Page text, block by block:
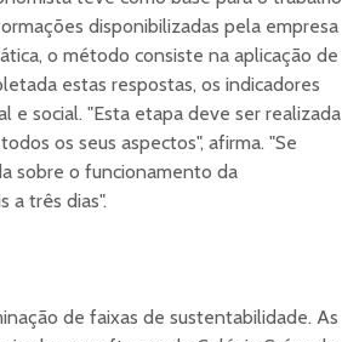
disponibilizadas pela empresa
o método consiste na aplicação de
estas respostas, os indicadores
e social. "Esta etapa deve ser realizada
os seus aspectos", afirma. "Se
sobre o funcionamento da
a três dias".
de faixas de sustentabilidade. As